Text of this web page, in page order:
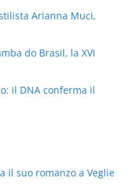
Arianna Muci,
do Brasil, la XVI
il DNA conferma il
il suo romanzo a Veglie